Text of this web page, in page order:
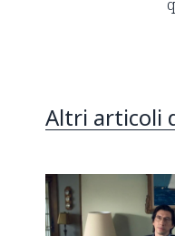
Altri articoli